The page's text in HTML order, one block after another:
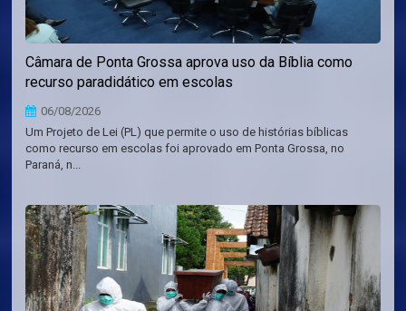
Câmara de Ponta Grossa aprova uso da Bíblia como
recurso paradidático em escolas
06/08/2026
Um Projeto de Lei (PL) que permite o uso de histórias bíblicas
como recurso em escolas foi aprovado em Ponta Grossa, no
Paraná, n...